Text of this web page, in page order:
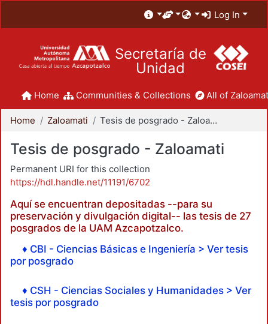
Log In
Secretaría de
Unidad
Home Communities & Collections All of
Home Zaloamati Tesis de posgrado - Zaloamati
Tesis de posgrado - Zaloamati
Permanent URI for this collection
https://hdl.handle.net/11191/6702
Aquí se encuentran depositadas --para su
preservación y divulgación digital-- las tesis de 27
posgrados de la UAM Azcapotzalco.
♦ CBI - Ciencias Básicas e Ingeniería > Ver tesis
por posgrado
♦ CSH - Ciencias Sociales y Humanidades > Ver
tesis por posgrado